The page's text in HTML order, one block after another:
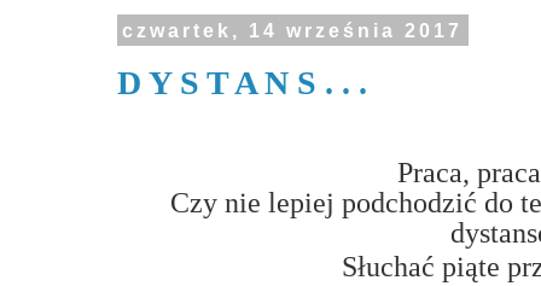
czwartek, 14 września 2017
D Y S T A N S . . .
Praca,
Czy nie lepiej podchodzić do
Słuchać piąte